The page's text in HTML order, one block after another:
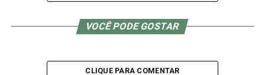
Além da oportunidade de formalizar grandes negócios, o
público teve acesso a uma programação repleta de
por meio de demonstrações de produtos inovadores e
VOCÊ PODE GOSTAR
CLIQUE PARA COMENTAR